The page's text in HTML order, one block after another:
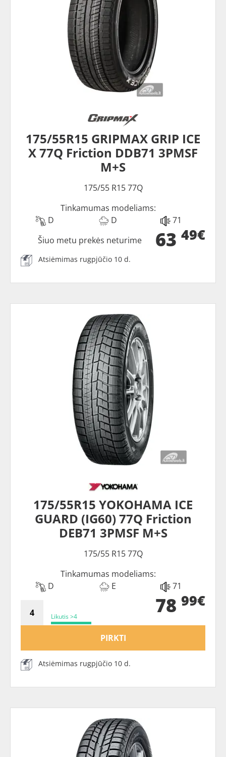
175/55R15 GRIPMAX GRIP ICE
X 77Q Friction DDB71 3PMSF
M+S
175/55 R15 77Q
Tinkamumas modeliams:
D
D 71
63 49€
Šiuo metu prekės neturime
Atsiėmimas rugpjūčio 10 d.
175/55R15 YOKOHAMA ICE
GUARD (IG60) 77Q Friction
DEB71 3PMSF M+S
175/55 R15 77Q
Tinkamumas modeliams:
D
E 71
Likutis >4 78 99€
PIRKTI
Atsiėmimas rugpjūčio 10 d.